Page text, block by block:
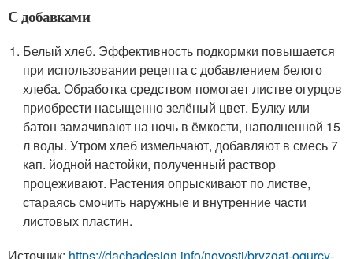
С добавками
Белый хлеб. Эффективность подкормки повышается
при использовании рецепта с добавлением белого
хлеба. Обработка средством помогает листве огурцов
приобрести насыщенно зелёный цвет. Булку или
батон замачивают на ночь в ёмкости, наполненной 15
л воды. Утром хлеб измельчают, добавляют в смесь 7
кап. йодной настойки, полученный раствор
процеживают. Растения опрыскивают по листве,
стараясь смочить наружные и внутренние части
листовых пластин.